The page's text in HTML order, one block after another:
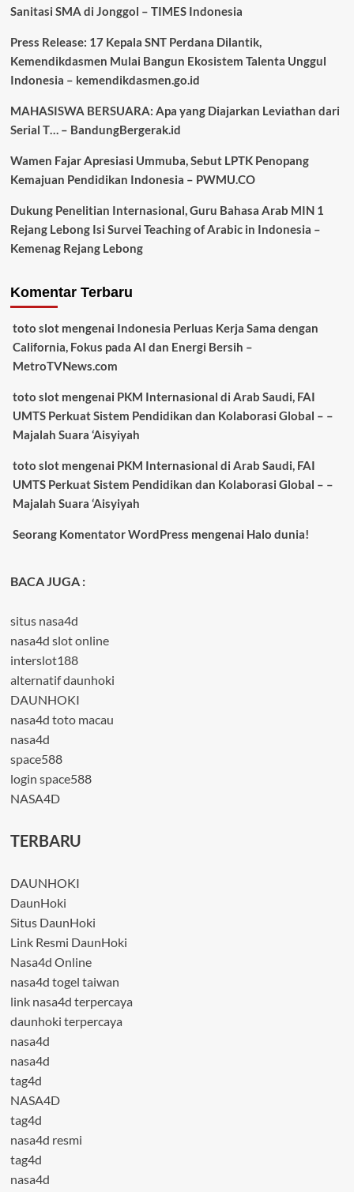
Sanitasi SMA di Jonggol – TIMES Indonesia
Press Release: 17 Kepala SNT Perdana Dilantik,
Kemendikdasmen Mulai Bangun Ekosistem Talenta Unggul
Indonesia – kemendikdasmen.go.id
MAHASISWA BERSUARA: Apa yang Diajarkan Leviathan dari
Serial T… – BandungBergerak.id
Wamen Fajar Apresiasi Ummuba, Sebut LPTK Penopang
Kemajuan Pendidikan Indonesia – PWMU.CO
Dukung Penelitian Internasional, Guru Bahasa Arab MIN 1
Rejang Lebong Isi Survei Teaching of Arabic in Indonesia –
Kemenag Rejang Lebong
Komentar Terbaru
toto slotmengenai Indonesia Perluas Kerja Sama dengan
California, Fokus pada AI dan Energi Bersih –
MetroTVNews.com
toto slotmengenai PKM Internasional di Arab Saudi, FAI
UMTS Perkuat Sistem Pendidikan dan Kolaborasi Global – –
Majalah Suara ‘Aisyiyah
toto slotmengenai PKM Internasional di Arab Saudi, FAI
UMTS Perkuat Sistem Pendidikan dan Kolaborasi Global – –
Majalah Suara ‘Aisyiyah
Seorang Komentator WordPress mengenai Halo dunia!
BACA JUGA :
situs nasa4d
nasa4d slot online
interslot188
alternatif daunhoki
DAUNHOKI
nasa4d toto macau
nasa4d
space588
login space588
NASA4D
TERBARU
DAUNHOKI
DaunHoki
Situs DaunHoki
Link Resmi DaunHoki
Nasa4d Online
nasa4d togel taiwan
link nasa4d terpercaya
daunhoki terpercaya
nasa4d
nasa4d
tag4d
NASA4D
tag4d
nasa4d resmi
tag4d
nasa4d